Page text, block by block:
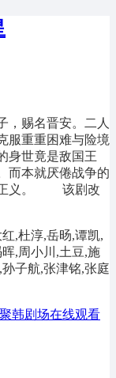
，赐名晋安。二人
服重重困难与险境
身世竟是敌国王
而本就厌倦战争的
正义。 该剧改
,杜淳,岳旸,谭凯,
,周小川,土豆,施
子航,张津铭,张庭
韩剧场在线观看